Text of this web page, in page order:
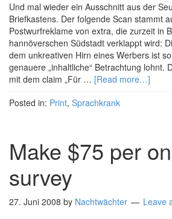
Und mal wieder ein Ausschnitt aus der
Briefkastens. Der folgende Scan stammt
Postwurfreklame von extra, die zurzeit in
hannöverschen Südstadt verklappt wird:
dem unkreativen Hirn eines Werbers ist
genauere „inhaltliche“ Betrachtung lohnt.
mit dem claim „Für … [Read more…]
Posted in: Print, Sprachkrank
Make $75 per
survey
27. Juni 2008 by Nachtwächter Leave